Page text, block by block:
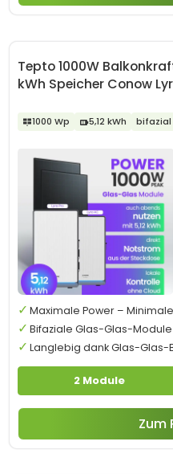
Tepto 1000W
kWh Speicher Conow
1000 Wp 5,12 kWh bifazial
2 Module
Maximale Power –
Bifaziale Glas-Glas-
Langlebig dank Glas-Glas-
Zum